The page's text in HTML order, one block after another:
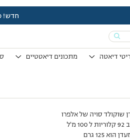
חדש!
דיאטה מתכונים דיאטטיים
#173692
שוקולד סויה של אלפרו
מ'ל
הוא 125 גרם